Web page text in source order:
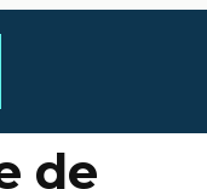
de